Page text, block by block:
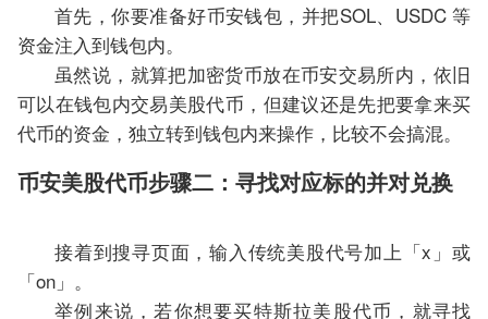
首先，你要准备好币安钱包，并把SOL、USDC 等
资金注入到钱包内。
虽然说，就算把加密货币放在币安交易所内，依旧
可以在钱包内交易美股代币，但建议还是先把要拿来买
代币的资金，独立转到钱包内来操作，比较不会搞混。
币安美股代币步骤二：寻找对应标的并对兑换
接着到搜寻页面，输入传统美股代号加上「x」或
「on」。
举例来说，若你想要买特斯拉美股代币，就寻找